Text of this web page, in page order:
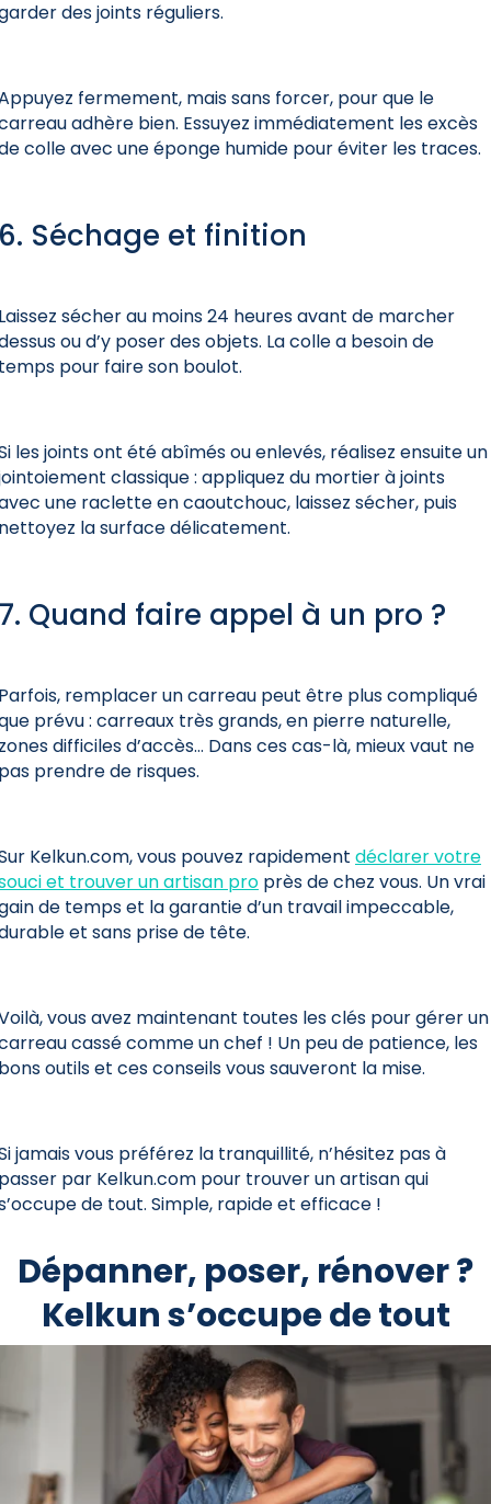
des joints réguliers.
fermement, mais sans forcer, pour que le
adhère bien. Essuyez immédiatement les excès
colle avec une éponge humide pour éviter les traces.
Séchage et finition
sécher au moins 24 heures avant de marcher
ou d’y poser des objets. Lacolle a besoin de
pour faire son boulot.
les joints ont été abîmés ou enlevés, réalisez ensuite un
classique : appliquez du mortier à joints
une raclette en caoutchouc, laissez sécher, puis
la surface délicatement.
Quand faire appel à un pro ?
remplacer un carreau peut être plus compliqué
prévu : carreaux très grands, en pierre naturelle,
difficiles d’accès… Dans ces cas-là, mieux vaut ne
prendre de risques.
Kelkun.com, vous pouvez rapidement déclarer votre
et trouver un artisan pro près de chez vous. Un vrai
de temps et la garantie d’un travail impeccable,
et sans prise de tête.
vous avez maintenant toutes les clés pour gérer un
cassé comme un chef ! Un peu de patience, les
outils et ces conseils vous sauveront la mise.
jamais vous préférez la tranquillité, n’hésitez pas à
par Kelkun.com pour trouver un artisan qui
de tout. Simple, rapide et efficace !
Dépanner, poser, rénover ?
Kelkun s’occupe de tout